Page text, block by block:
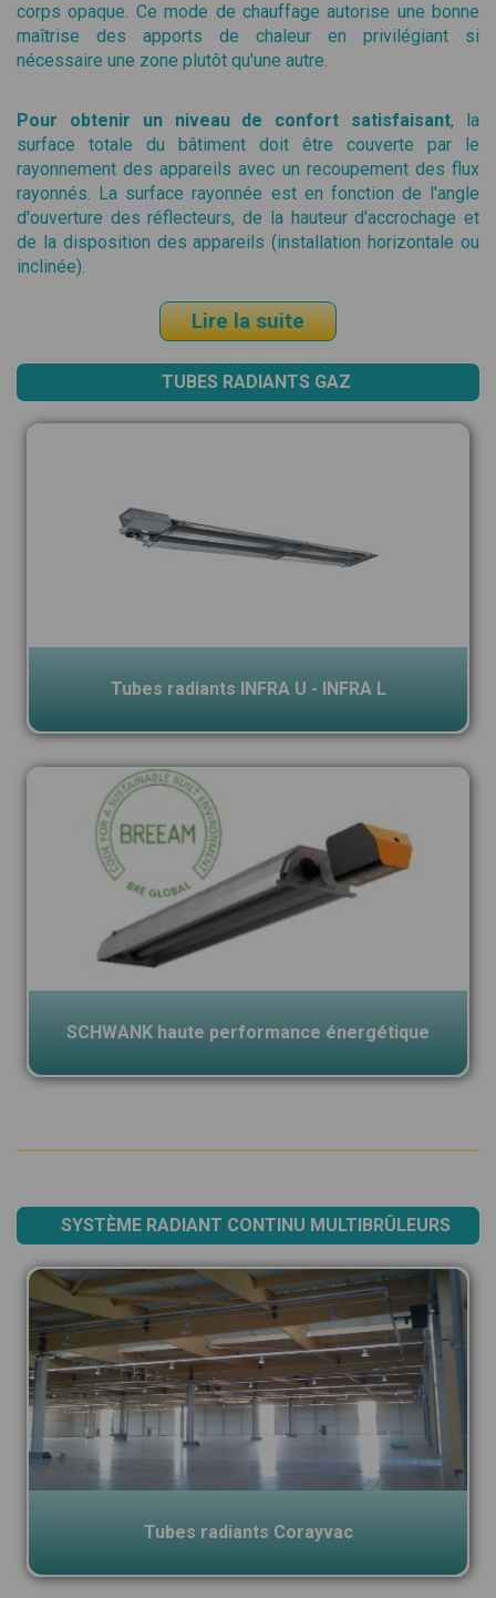
corps opaque. Ce mode de chauffage autorise une bonne
maîtrise des apports de chaleur en privilégiant si
nécessaire une zone plutôt qu'une autre.
Pour obtenir un niveau de confort satisfaisant, la
surface totale du bâtiment doit être couverte par le
rayonnement des appareils avec un recoupement des flux
rayonnés. La surface rayonnée est en fonction de l'angle
d'ouverture des réflecteurs, de la hauteur d'accrochage et
de la disposition des appareils (installation horizontale ou
inclinée).
Lire la suite
TUBES RADIANTS GAZ
Tubes radiants INFRA U - INFRA L
SCHWANK haute performance énergétique
SYSTÈME RADIANT CONTINU MULTIBRÛLEURS
Tubes radiants Corayvac